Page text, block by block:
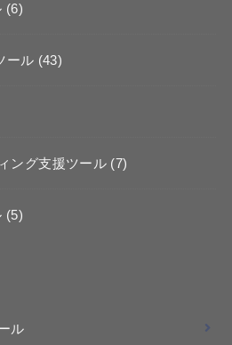
(6)
ール (43)
ング支援ツール (7)
(5)
ル